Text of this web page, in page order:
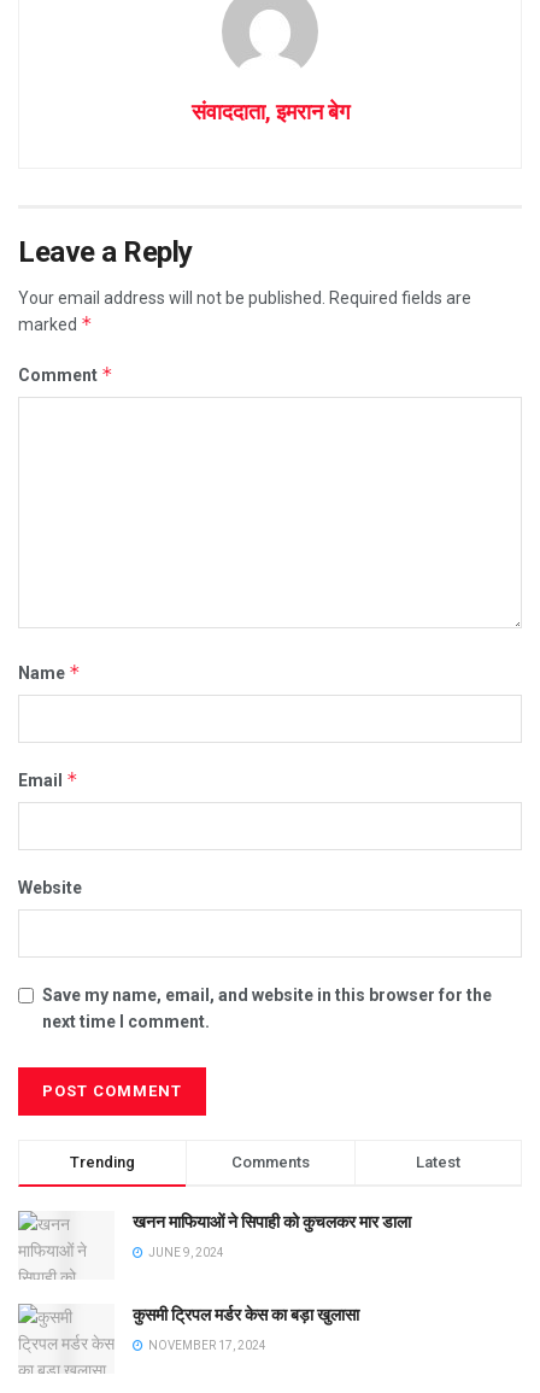
संवाददाता, इमरान बेग
Leave a Reply
Your email address will not be published.
Required fields are
marked *
Comment *
Name *
Email *
Website
Save my name, email, and website in this browser for the
next time I comment.
Trending Comments Latest
खनन माफियाओं ने सिपाही को कुचलकर मार डाला
JUNE 9, 2024
कुसमी ट्रिपल मर्डर केस का बड़ा खुलासा
NOVEMBER 17, 2024